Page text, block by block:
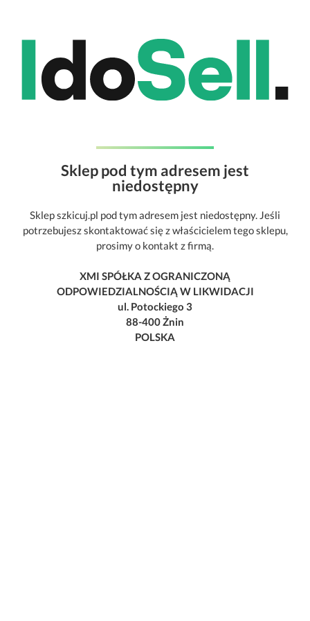
Sklep pod tym adresem jest
niedostępny
Sklep szkicuj.pl pod tym adresem jest niedostępny. Jeśli
potrzebujesz skontaktować się z właścicielem tego sklepu,
prosimy o kontakt z firmą.
XMI SPÓŁKA Z OGRANICZONĄ
ODPOWIEDZIALNOŚCIĄ W LIKWIDACJI
ul. Potockiego 3
88-400 Żnin
POLSKA